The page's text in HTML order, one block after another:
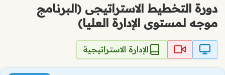
دورة التخطيط الاستراتيجى (البرنامج
موجه لمستوى الإدارة العليا)
الإدارة الاستراتيجية